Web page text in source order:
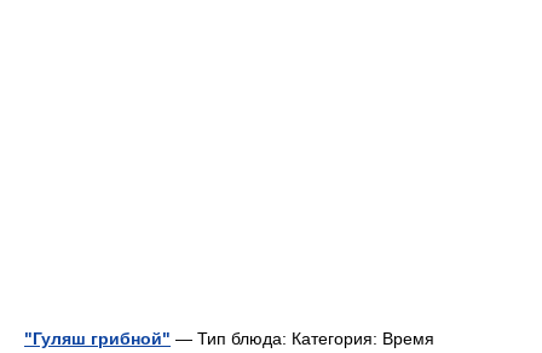
"Гуляш грибной" — Тип блюда: Категория: Время